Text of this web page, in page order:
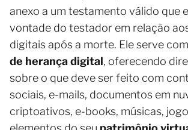
anexo a um testamento válido que
vontade do testador em relação
digitais após a morte. Ele serve
de herança digital, oferecendo
sobre o que deve ser feito com
sociais, e-mails, documentos em
criptoativos, e-books, músicas,